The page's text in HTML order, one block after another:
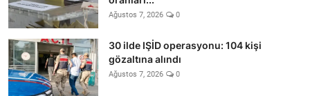
Ağustos 7, 2026 0
30 ilde IŞİD operasyonu: 104 kişi
gözaltına alındı
Ağustos 7, 2026 0